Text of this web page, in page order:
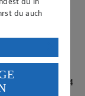
5 Sternen
4
du auch
in den
im Sinne
dass deine